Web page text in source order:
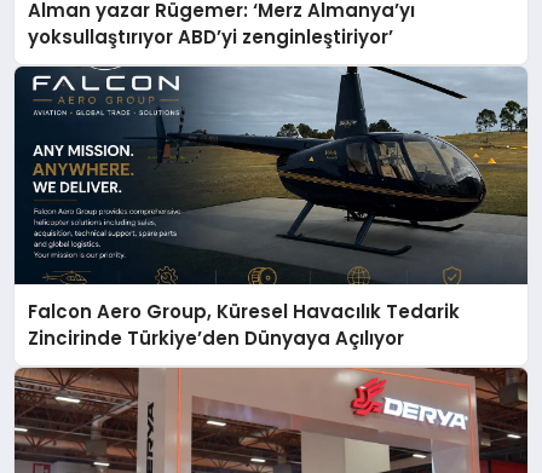
Alman yazar Rügemer: ‘Merz Almanya’yı
yoksullaştırıyor ABD’yi zenginleştiriyor’
Falcon Aero Group, Küresel Havacılık Tedarik
Zincirinde Türkiye’den Dünyaya Açılıyor